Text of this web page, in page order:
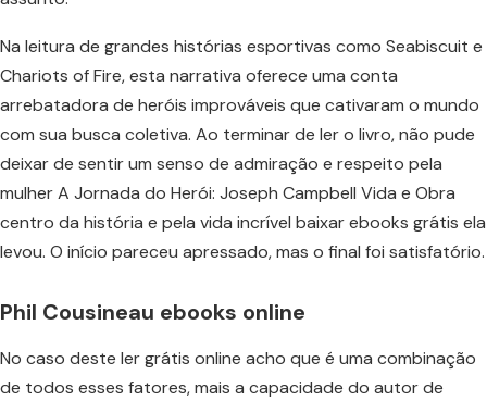
Na leitura de grandes histórias esportivas como Seabiscuit e
Chariots of Fire, esta narrativa oferece uma conta
arrebatadora de heróis improváveis que cativaram o mundo
com sua busca coletiva. Ao terminar de ler o livro, não pude
deixar de sentir um senso de admiração e respeito pela
mulher A Jornada do Herói: Joseph Campbell Vida e Obra
centro da história e pela vida incrível baixar ebooks grátis ela
levou. O início pareceu apressado, mas o final foi satisfatório.
Phil Cousineau ebooks online
No caso deste ler grátis online acho que é uma combinação
de todos esses fatores, mais a capacidade do autor de